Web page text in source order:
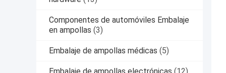
Componentes de automóviles Embalaje
en ampollas (3)
Embalaje de ampollas médicas (5)